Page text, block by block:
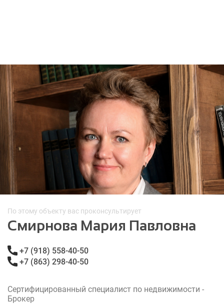
По этому объекту вас проконсультирует
Смирнова Мария Павловна
+7 (918) 558-40-50
+7 (863) 298-40-50
Сертифицированный специалист по недвижимости -
Брокер